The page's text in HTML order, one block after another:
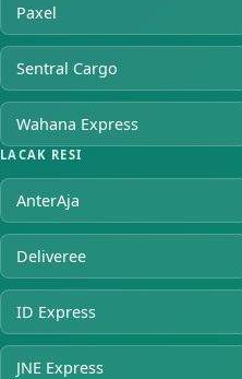
Paxel
Sentral Cargo
Wahana Express
LACAK RESI
AnterAja
Deliveree
ID Express
JNE Express